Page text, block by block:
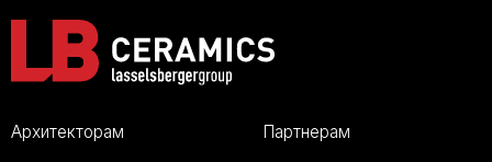
Архитекторам Партнерам